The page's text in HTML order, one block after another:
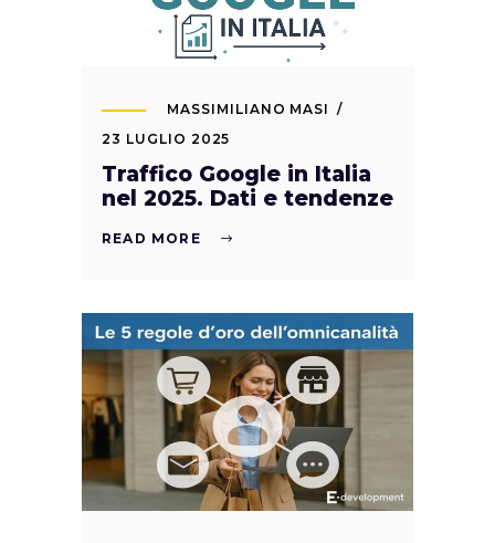
MASSIMILIANO MASI
23 LUGLIO 2025
Traffico Google in Italia
nel 2025. Dati e tendenze
READ MORE